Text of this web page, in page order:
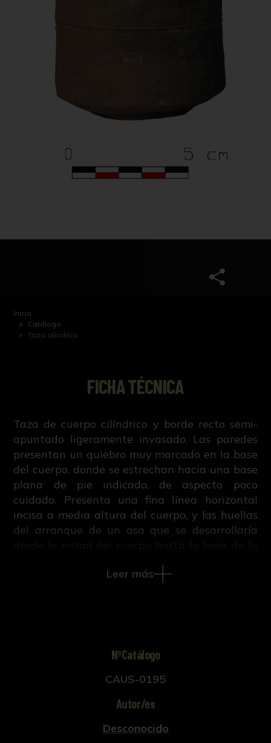
Inicio
Catálogo
Taza cilíndrica
FICHA TÉCNICA
Taza de cuerpo cilíndrico y borde recto semi-
apuntado ligeramente invasado. Las paredes
presentan un quiebro muy marcado en la base
del cuerpo, donde se estrechan hacia una base
plana de pie indicado, de aspecto poco
cuidado. Presenta una fina línea horizontal
incisa a media altura del cuerpo, y las huellas
del arranque de un asa que se desarrollaría
Leer más
NºCatálogo
CAUS-0195
Autor/es
Desconocido